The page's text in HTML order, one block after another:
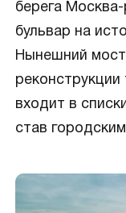
берега
бульвар на
Нынешний мост
входит в
став